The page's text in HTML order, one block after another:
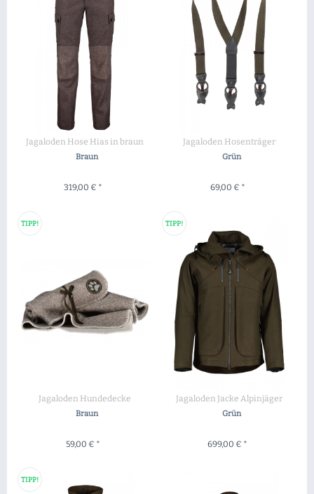
Jagaloden Hose Hias in braun
Braun
319,00 € *
Jagaloden Hosenträger
Grün
69,00 € *
TIPP!
Jagaloden Hundedecke
Braun
59,00 € *
TIPP!
Jagaloden Jacke Alpinjäger
Grün
699,00 € *
TIPP!